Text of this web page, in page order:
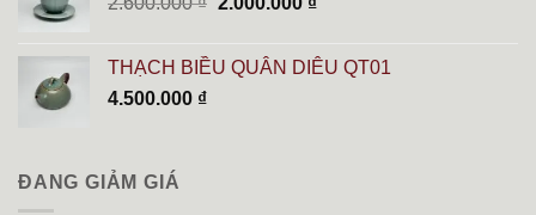
2.600.000 ₫.
tại
là:
THẠCH BIỀU QUÂN DIÊU QT01
4.500.000 ₫
ĐANG GIẢM GIÁ